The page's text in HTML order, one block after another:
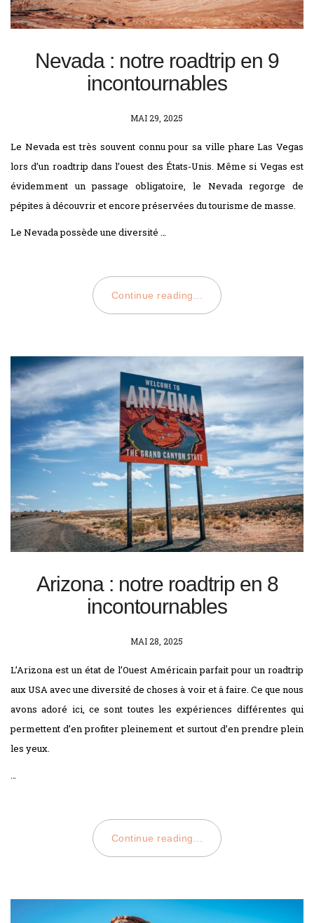
Nevada : notre roadtrip en 9
incontournables
POSTED
MAI 29, 2025
Le Nevada est très souvent connu pour sa ville phare Las Vegas
lors d’un roadtrip dans l’ouest des États-Unis. Même si Vegas est
évidemment un passage obligatoire, le Nevada regorge de
pépites à découvrir et encore préservées du tourisme de masse.
Le Nevada possède une diversité …
Continue reading...
Arizona : notre roadtrip en 8
incontournables
POSTED
MAI 28, 2025
L’Arizona est un état de l’Ouest Américain parfait pour un roadtrip
aux USA avec une diversité de choses à voir et à faire. Ce que nous
avons adoré ici, ce sont toutes les expériences différentes qui
permettent d’en profiter pleinement et surtout d’en prendre plein
les yeux.
Continue reading...